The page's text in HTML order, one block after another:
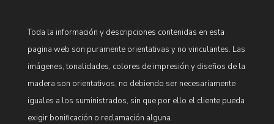
Toda la información y descripciones contenidas en esta
pagina web son puramente orientativas y no vinculantes. Las
imágenes, tonalidades, colores de impresión y diseños de la
madera son orientativos, no debiendo ser necesariamente
iguales a los suministrados, sin que por ello el cliente pueda
exigir bonificación o reclamación alguna.